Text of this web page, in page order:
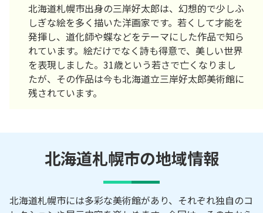
北海道札幌市出身の三岸好太郎は、幻想的で少しふ
しぎな絵を多く描いた洋画家です。若くして才能を
発揮し、道化師や蝶などをテーマにした作品で知ら
れています。絵だけでなく詩も得意で、美しい世界
を表現しました。31歳という若さで亡くなりまし
たが、その作品は今も北海道立三岸好太郎美術館に
残されています。
北海道札幌市の地域情報
北海道札幌市には多彩な美術館があり、それぞれ独自のコ